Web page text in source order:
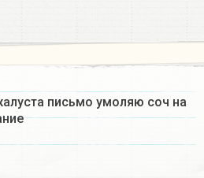
письмо умоляю соч на